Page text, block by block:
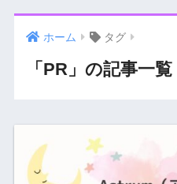
ホーム タグ
「PR」の記事一覧